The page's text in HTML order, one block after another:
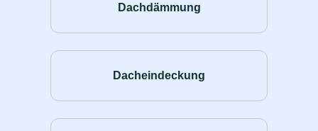
Dachdämmung
Dacheindeckung